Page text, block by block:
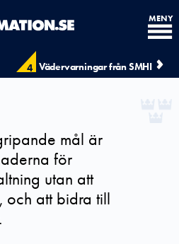
4 Vädervarningar från SMHI
MENY
mål är
för
utan att
och att bidra till